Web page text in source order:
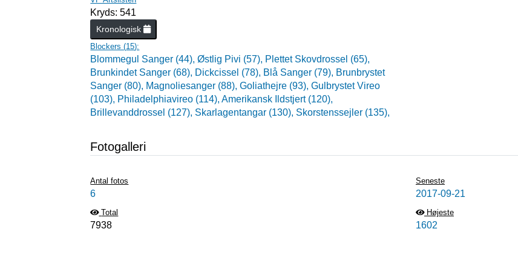
Kryds: 541
Kronologisk
Blockers (15):
Blommegul Sanger (44),Østlig Pivi (57), Plettet Skovdrossel (65),
Brunkindet Sanger (68), Dickcissel (78), Blå Sanger (79), Brunbrystet
Sanger (80), Magnoliesanger (88),Goliathejre (93),Gulbrystet Vireo
(103), Philadelphiavireo (114),Amerikansk Ildstjert (120),
Brillevanddrossel (127), Skarlagentangar (130), Skorstenssejler (135),
Fotogalleri
Antal fotos
6
Seneste
2017-09-21
Total
7938
Højeste
1602